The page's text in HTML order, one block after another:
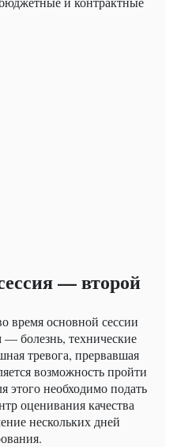
— второй
время основной сессии
болезнь, технические
тревога, прервавшая
возможность пройти
этого необходимо подать
оценивания качества
нескольких дней